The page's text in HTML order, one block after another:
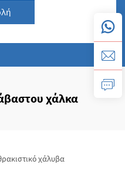
χάλκα
χάλυβα